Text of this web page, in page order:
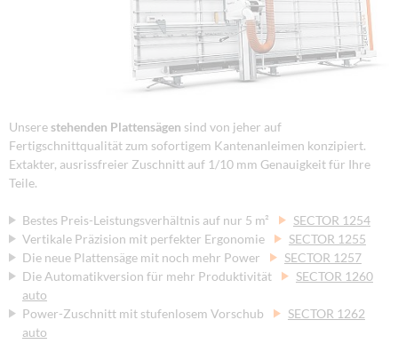
Unserestehenden Plattensägen sind von jeher auf
Fertigschnittqualität zum sofortigem Kantenanleimen konzipiert.
Extakter, ausrissfreier Zuschnitt auf 1/10 mm Genauigkeit für Ihre
Teile.
Bestes Preis-Leistungsverhältnis auf nur 5 m²
SECTOR 1254
Vertikale Präzision mit perfekter Ergonomie
SECTOR 1255
Die neue Plattensäge mit noch mehr Power
SECTOR 1257
Die Automatikversion für mehr Produktivität
SECTOR 1260
auto
Power-Zuschnitt mit stufenlosem Vorschub
SECTOR 1262
auto